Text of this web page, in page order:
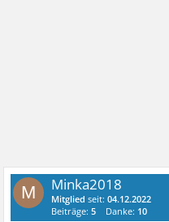
M Minka2018
Mitglied seit:04.12.2022
Beiträge:5 Danke: 10